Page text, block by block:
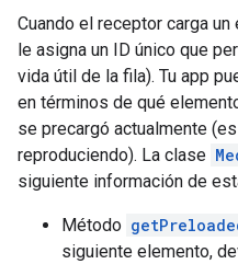
Cuando el receptor carga
le asigna un ID único que
vida útil de la fila). Tu app
en términos de qué
se precargó actualmente
reproduciendo). La clase
siguiente información de
Método
siguiente elemento,